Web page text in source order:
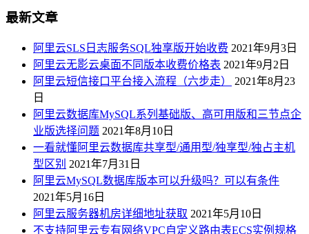
最新文章
阿里云SLS日志服务SQL独享版开始收费 2021年9月3日
阿里云无影云桌面不同版本收费价格表 2021年9月2日
阿里云短信接口平台接入流程（六步走）
2021年8月23
日
阿里云数据库MySQL系列基础版、高可用版和三节点企
业版选择问题 2021年8月10日
一看就懂阿里云数据库共享型/通用型/独享型/独占主机
型区别 2021年7月31日
阿里云MySQL数据库版本可以升级吗？可以有条件
2021年5月16日
阿里云服务器机房详细地址获取 2021年5月10日
不支持阿里云专有网络VPC自定义路由表ECS实例规格